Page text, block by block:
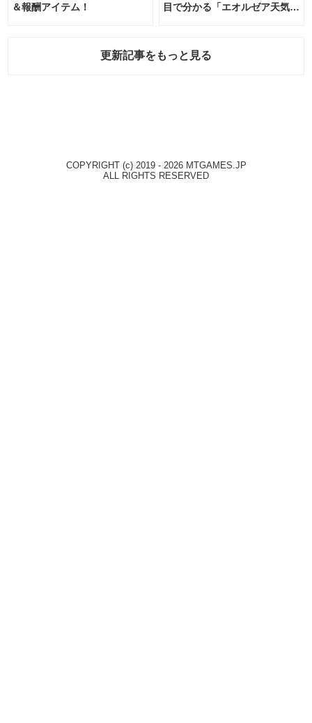
＆報酬アイテム！
目で分かる「エオルゼア天気予
更新記事をもっと見る
COPYRIGHT (c) 2019 - 2026 MTGAMES.JP
ALL RIGHTS RESERVED